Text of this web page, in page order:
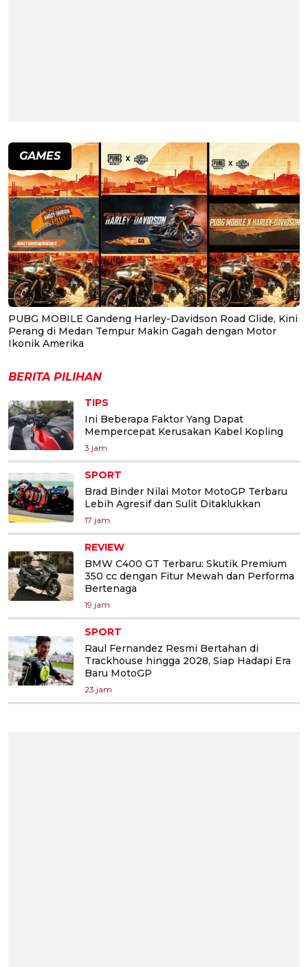
GAMES
PUBG MOBILE Gandeng Harley-Davidson Road Glide, Kini
Perang di Medan Tempur Makin Gagah dengan Motor
Ikonik Amerika
BERITA PILIHAN
TIPS
Ini Beberapa Faktor Yang Dapat
Mempercepat Kerusakan Kabel Kopling
3 jam
SPORT
Brad Binder Nilai Motor MotoGP Terbaru
Lebih Agresif dan Sulit Ditaklukkan
17 jam
REVIEW
BMW C400 GT Terbaru: Skutik Premium
350 cc dengan Fitur Mewah dan Performa
Bertenaga
19 jam
SPORT
Raul Fernandez Resmi Bertahan di
Trackhouse hingga 2028, Siap Hadapi Era
Baru MotoGP
23 jam